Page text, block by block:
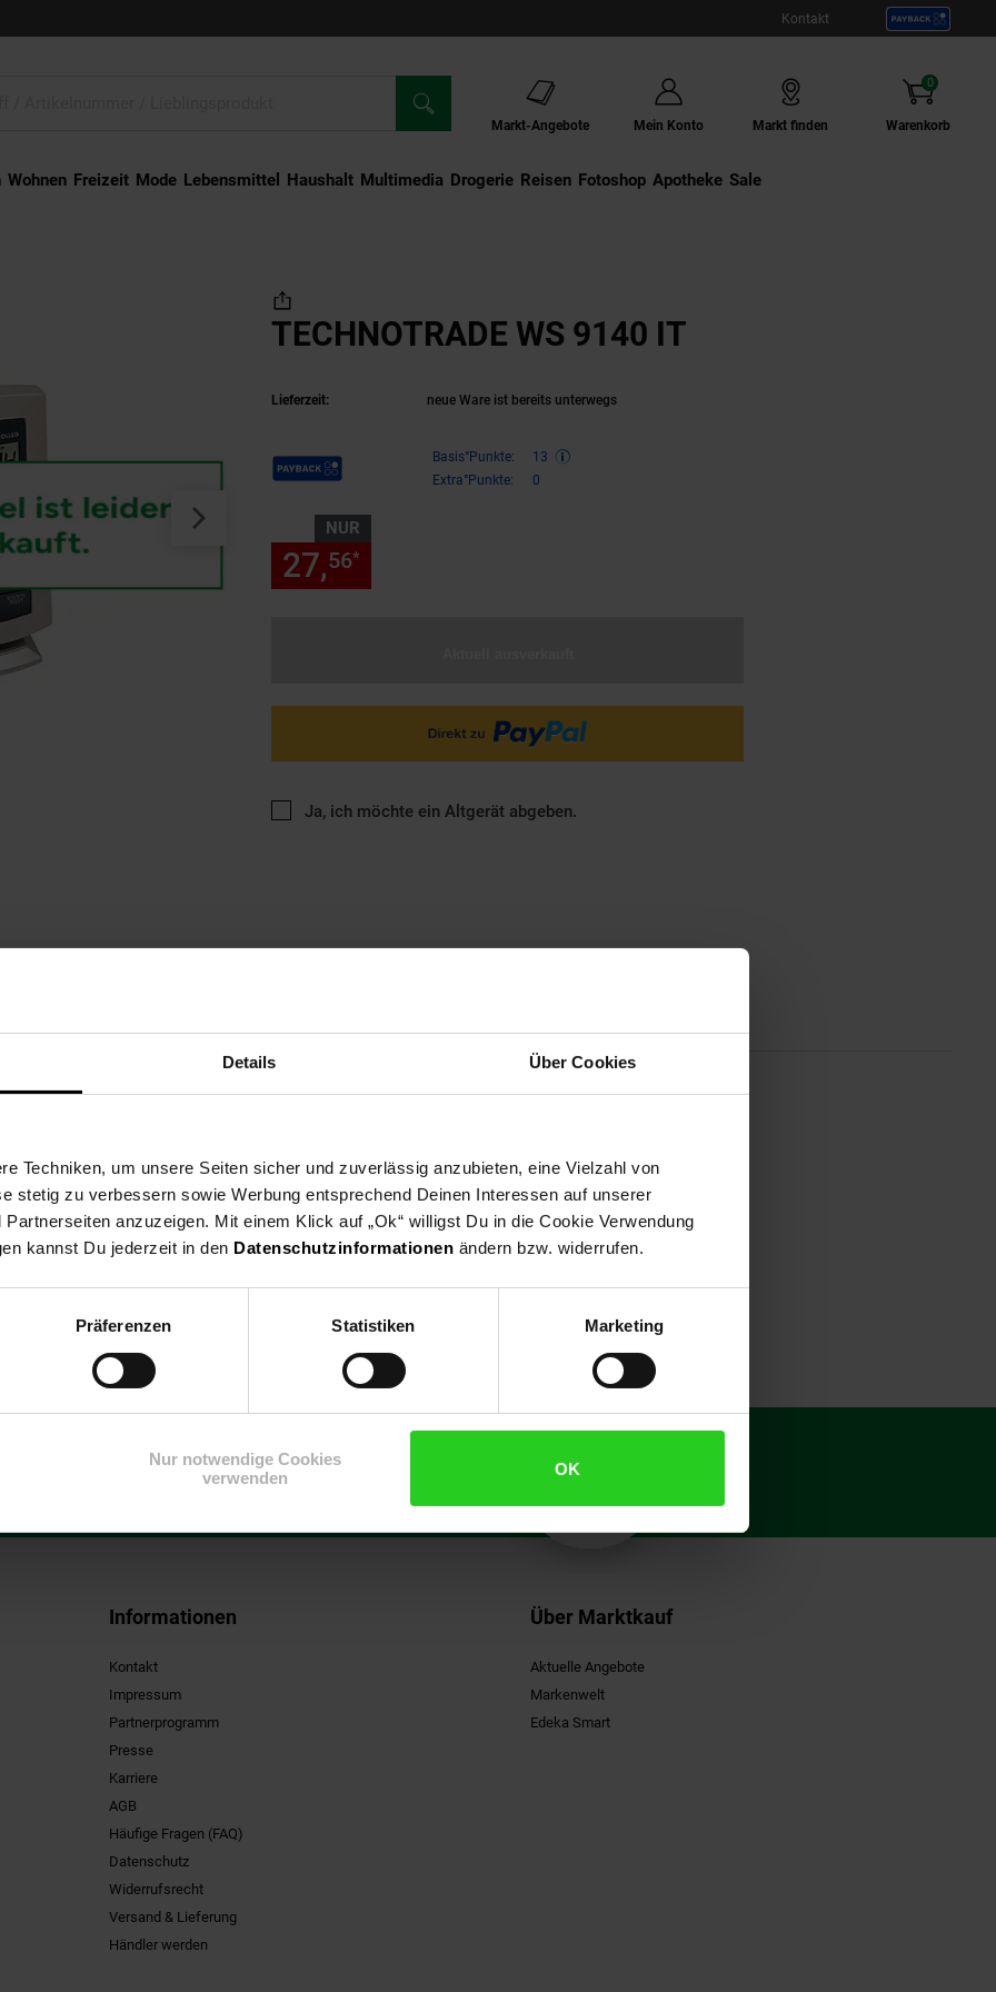
Details Über Cookies
Techniken, um unsere Seiten sicher und zuverlässig anzubieten, eine Vielzahl von
stetig zu verbessern sowie Werbung entsprechend Deinen Interessen auf unserer
anzuzeigen. Mit einem Klick auf „Ok“ willigst Du in die Cookie Verwendung
kannst Du jederzeit in den Datenschutzinformationen ändern bzw. widerrufen.
Präferenzen Statistiken Marketing
Nur notwendige Cookies
verwenden
OK
Kontakt
Markt-Angebote Mein Konto Markt finden Warenkorb
0
Artikel
Wohnen Freizeit Mode Lebensmittel Haushalt Multimedia Drogerie Externer Link:
Reisen Externer Link:
Fotoshop Externer Link:
Apotheke Sale
TECHNOTRADE WS 9140 IT
Lieferzeit: neue Ware ist bereits unterwegs
Payback Punkte Basis°Punkte:
13
Extra°Punkte:
0
NUR
27,56*
Ja, ich möchte ein Altgerät abgeben.
/ Außentemperatur, IT+ - Technology - Übertragung der Außentemperatur alle 4 Sekunden,
Tischgerät einsetzbar, Bis zu 3 Außensender empfangbar, Station: 73 x 26 x 169 mm, 2 x AA
39 x 21 x 128 mm, 2 x AA Mignon, LR 06 Batterien
Newsletter und
15
Gutschein
Jetzt Newsletter abonnieren
Informationen
Kontakt
Impressum
Partnerprogramm
Presse
Karriere
AGB
Häufige Fragen (FAQ)
Datenschutz
Widerrufsrecht
Versand & Lieferung
Händler werden
Über Marktkauf
Aktuelle Angebote
Markenwelt
Edeka Smart